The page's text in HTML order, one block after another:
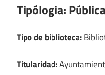
Tipólogia:
Tipo de biblioteca:
Titularidad: